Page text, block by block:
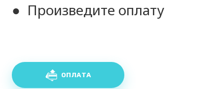
● Произведите оплату
ОПЛАТА